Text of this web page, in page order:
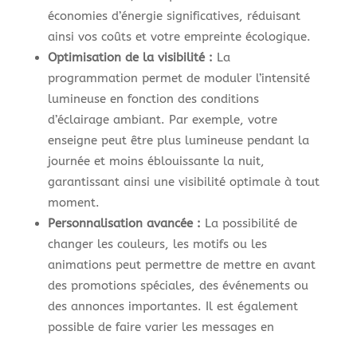
économies d’énergie significatives, réduisant
ainsi vos coûts et votre empreinte écologique.
Optimisation de la visibilité : La
programmation permet de moduler l’intensité
lumineuse en fonction des conditions
d’éclairage ambiant. Par exemple, votre
enseigne peut être plus lumineuse pendant la
journée et moins éblouissante la nuit,
garantissant ainsi une visibilité optimale à tout
moment.
Personnalisation avancée : La possibilité de
changer les couleurs, les motifs ou les
animations peut permettre de mettre en avant
des promotions spéciales, des événements ou
des annonces importantes. Il est également
possible de faire varier les messages en